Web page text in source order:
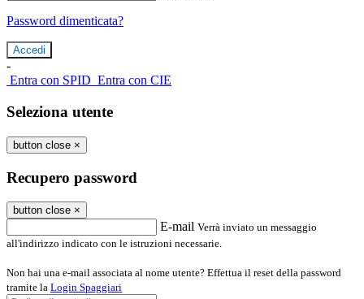
Password dimenticata?
-
Entra con SPID Entra con CIE
Seleziona utente
button close ×
Recupero password
button close ×
E-mail Verrà inviato un messaggio
all'indirizzo indicato con le istruzioni necessarie.
Non hai una e-mail associata al nome utente? Effettua il reset della password
tramite la Login Spaggiari